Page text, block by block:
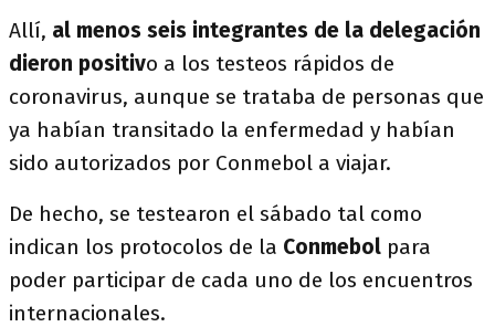
Allí, al menos seis integrantes de la delegación
dieron positivo a los testeos rápidos de
coronavirus, aunque se trataba de personas que
ya habían transitado la enfermedad y habían
sido autorizados por Conmebol a viajar.
De hecho, se testearon el sábado tal como
indican los protocolos de la Conmebol para
poder participar de cada uno de los encuentros
internacionales.